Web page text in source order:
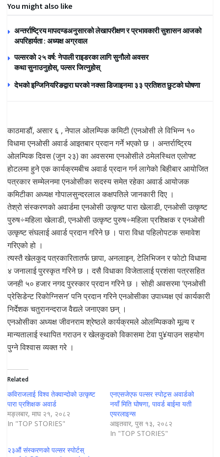
You might also like
अन्तर्राष्ट्रिय मापदण्डअनुसारको लेखापरीक्षण र प्रभावकारी सुशासन आजको
अपरिहार्यता : अध्यक्ष अग्रवाल
पल्सरको २५ वर्ष: नेपाली राइडरका लागि सुनौलो अवसर
कथा सुनाउनुहोस्, पल्सर जित्नुहोस्
देभको इन्जिनियरिङद्वारा घरको नक्सा डिजाइनमा ३३ प्रतिशत छुटको घोषणा
काठमाडौं, असार ६ , नेपाल ओलम्पिक कमिटी (एनओसी ले विभिन्न १०
विधामा एनओसी अवार्ड आइतबार प्रदान गर्ने भएको छ । अन्तर्राष्ट्रिय
ओलम्पिक दिवस (जुन २३) का अवसरमा एनओसीले ठमेलस्थित एलोफ्ट
होटलमा हुने एक कार्यक्रमबीच अवार्ड प्रदान गर्न लागेको बिहीबार आयोजित
पत्रकार सम्मेलनमा एनओसीका सदस्य समेत रहेका अवार्ड आयोजक
कमिटीका अध्यक्ष गोपालसुन्दरलाल कक्षपतिले जानकारी दिए ।
तेश्रो संस्करणको अवार्डमा एनओसी उत्कृष्ट पारा खेलाडी, एनओसी उत्कृष्ट
पुरुष÷महिला खेलाडी, एनओसी उत्कृष्ट पुरुष÷महिला प्रशिक्षक र एनओसी
उत्कृष्ट संघलाई अवार्ड प्रदान गरिने छ । पारा विधा पहिलोपटक समावेश
गरिएको हो ।
त्यस्तै खेलकुद पत्रकारितातर्फ छापा, अनलाइन, टेलिभिजन र फोटो विधामा
४ जनालाई पुरस्कृत गरिने छ । दसै विधाका विजेतालाई प्रशंसा पत्रसहित
जनही ५० हजार नगद पुरस्कार प्रदान गरिने छ । सोही अवसरमा ‘एनओसी
प्रेसिडेन्ट रिकोग्निसन’ पनि प्रदान गरिने एनओसीका उपाध्यक्ष एवं कार्यकारी
निर्देशक चतुरानन्दराज वैद्यले जनाएका छन् ।
एनओसीका अध्यक्ष जीवनराम श्रेष्ठले कार्यक्रमले ओलम्पिकको मूल्य र
मान्यतालाई स्थापित गराउन र खेलकुदको विकासमा टेवा पु¥याउन सहयोग
पुग्ने विश्वास व्यक्त गरे ।
Related
कविराजलाई विश्व तेक्वान्दोको उत्कृष्ट
पारा प्रशिक्षक अवार्ड
मङ्लबार, माघ २१, २०८२
In "TOP STORIES"
एनएसजेएफ पल्सर स्पोट्र्स अवार्डको
नयाँ मिति घोषणा, पावर्ड बाईमा यती
एयरलाइन्स
आइतवार, पुस १३, २०८२
In "TOP STORIES"
२३औं संस्करणको पल्सर स्पोर्टस्